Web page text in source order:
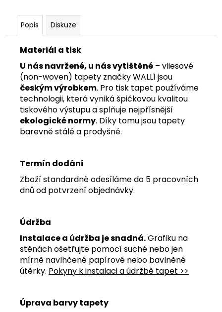
Popis Diskuze
Materiál a tisk
U nás navržené, u nás vytištěné – vliesové
(non-woven) tapety značky WALL1 jsou
českým výrobkem. Pro tisk tapet používáme
technologii, která vyniká špičkovou kvalitou
tiskového výstupu a splňuje nejpřísnější
ekologické normy. Díky tomu jsou tapety
barevně stálé a prodyšné.
Termín dodání
Zboží standardně odesíláme do 5 pracovních
dnů od potvrzení objednávky.
Údržba
Instalace a údržba je snadná.Grafiku na
stěnách ošetřujte pomocí suché nebo jen
mírně navlhčené papírové nebo bavlněné
útěrky. Pokyny k instalaci a údržbě tapet >>
Úprava barvy tapety